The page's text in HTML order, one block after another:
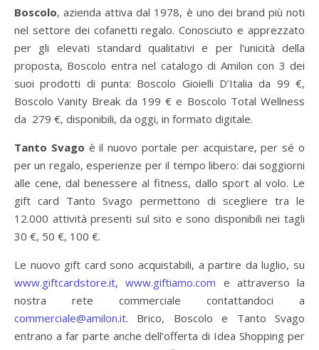
Boscolo, azienda attiva dal 1978, è uno dei brand più noti
nel settore dei cofanetti regalo. Conosciuto e apprezzato
per gli elevati standard qualitativi e per l’unicità della
proposta, Boscolo entra nel catalogo di Amilon con 3 dei
suoi prodotti di punta: Boscolo Gioielli D’Italia da 99 €,
Boscolo Vanity Break da 199 € e Boscolo Total Wellness
da 279 €, disponibili, da oggi, in formato digitale.
Tanto Svago è il nuovo portale per acquistare, per sé o
per un regalo, esperienze per il tempo libero: dai soggiorni
alle cene, dal benessere al fitness, dallo sport al volo. Le
gift card Tanto Svago permettono di scegliere tra le
12.000 attività presenti sul sito e sono disponibili nei tagli
30 €, 50 €, 100 €.
Le nuovo gift card sono acquistabili, a partire da luglio, su
www.giftcardstore.it,www.giftiamo.com e attraverso la
nostra rete commerciale contattandoci a
commerciale@amilon.it. Brico, Boscolo e Tanto Svago
entrano a far parte anche dell’offerta di Idea Shopping per